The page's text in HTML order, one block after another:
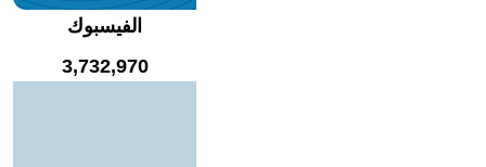
الفيسبوك
3,732,970